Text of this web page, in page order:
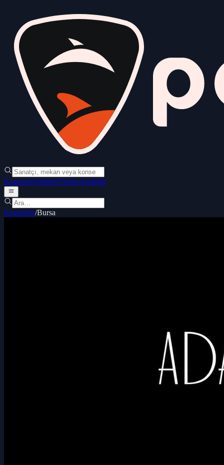
KonserlerŞehirlerTürlerAraİndir
Konserler/Bursa